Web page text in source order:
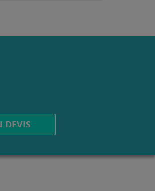
DEVIS